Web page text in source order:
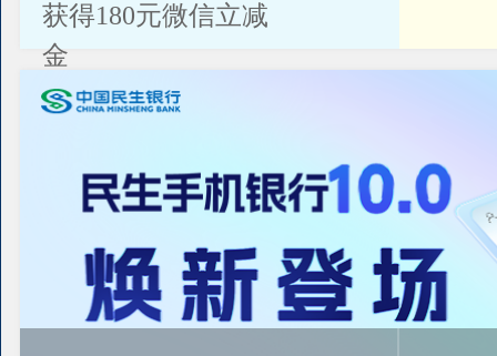
获得180元微信立减
金